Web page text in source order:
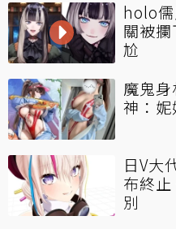
holo
關被
尬
魔鬼
神：
日V大
布終
別